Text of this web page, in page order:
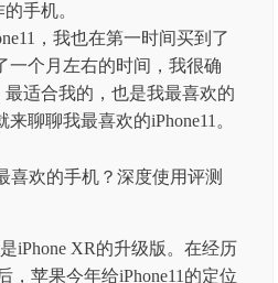
手机。
，我也在第一时间买到了
一个月左右的时间，我很确
适合我的，也是我最喜欢的
聊聊我最喜欢的iPhone11。
iPhone XR的升级版。在经历
，苹果今年给iPhone11的定位